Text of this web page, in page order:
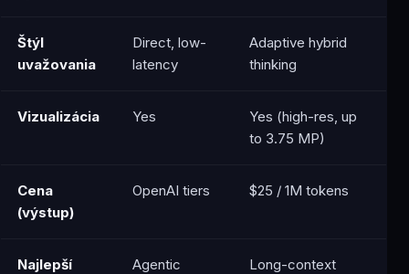
Štýl
uvažovania
Direct, low-
latency
Adaptive hybrid
thinking
Vizualizácia Yes
Yes (high-res, up
to 3.75 MP)
Cena
(výstup)
OpenAI tiers $25 / 1M tokens
Najlepší
Agentic
Long-context